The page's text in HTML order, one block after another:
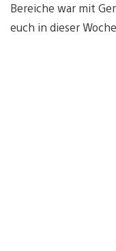
Bereiche war mit
euch in dieser